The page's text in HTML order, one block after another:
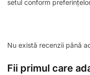
setul conform
Nu există recenzii până
Fii primul care